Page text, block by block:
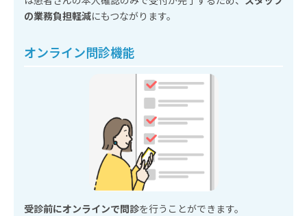
の業務負担軽減にもつながります。
オンライン問診機能
受診前にオンラインで問診を行うことができます。